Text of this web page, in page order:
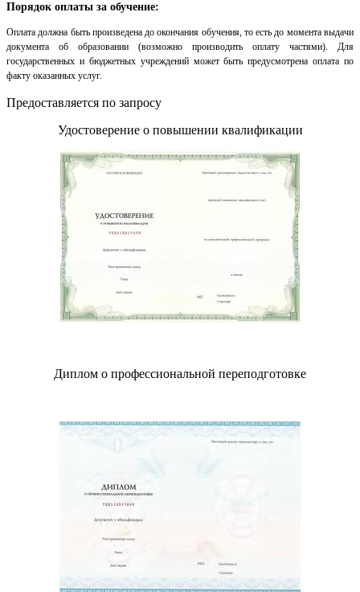
Порядок оплаты за обучение:
Оплата должна быть произведена до окончания обучения, то есть до момента выдачи
документа об образовании (возможно производить оплату частями). Для
государственных и бюджетных учреждений может быть предусмотрена оплата по
факту оказанных услуг.
Предоставляется по запросу
Удостоверение о повышении квалификации
Диплом о профессиональной переподготовке